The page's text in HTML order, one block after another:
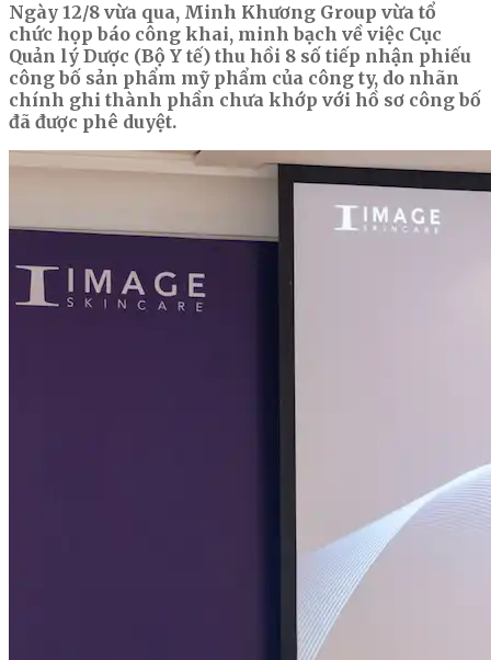
Ngày 12/8 vừa qua, Minh Khương Group vừa tổ
chức họp báo công khai, minh bạch về việc Cục
Quản lý Dược (Bộ Y tế) thu hồi 8 số tiếp nhận phiếu
công bố sản phẩm mỹ phẩm của công ty, do nhãn
chính ghi thành phần chưa khớp với hồ sơ công bố
đã được phê duyệt.